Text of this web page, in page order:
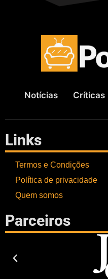
Notícias Críticas
Links
Termos e Condições
Política de privacidade
Quem somos
Parceiros